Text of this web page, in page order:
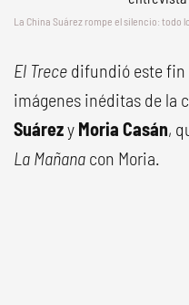
La China Suárez rompe el silencio: todo
El Trece difundió este fin
imágenes inéditas de la
Suárezy Moria Casán,
La Mañana con Moria.